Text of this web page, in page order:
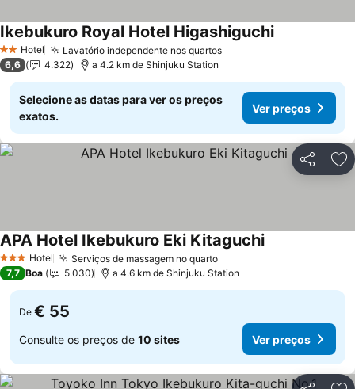
2 Estrelas
Hotel Lavatório independente nos quartos
Ikebukuro Royal Hotel Higashiguchi
6,6 4.322 a 4.2 km de Shinjuku Station
Selecione as datas para ver os preços
exatos.
Ver preços
Partilhar
3 EstrelasHotel Serviços de massagem no quarto
APA Hotel Ikebukuro Eki Kitaguchi
7,7 Boa 5.030 a 4.6 km de Shinjuku Station
De € 55
Consulte os preços de 10 sites Ver preços